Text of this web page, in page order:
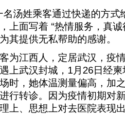
姓乘客通过快递的方式
上面写着 “热情服务，真
其提供无私帮助的感谢。
江西人，定居武汉，疫
上武汉封城，1月26日经
时，她体温测量偏高，加
行转诊。因为疫情初期对
上、思想上对去医院表现